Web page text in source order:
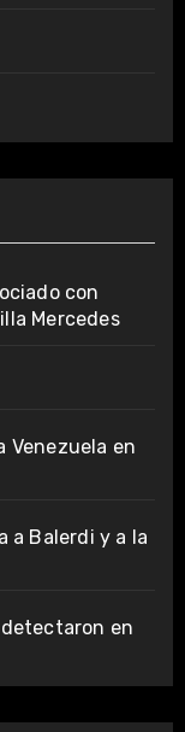
con
Mercedes
Venezuela en
a Balerdi y a la
en